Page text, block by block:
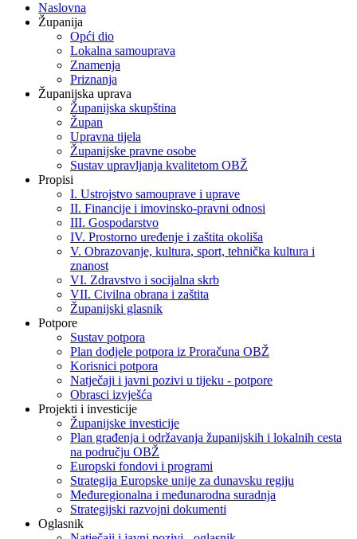
Naslovna
Županija
Opći dio
Lokalna samouprava
Znamenja
Priznanja
Županijska uprava
Županijska skupština
Župan
Upravna tijela
Županijske pravne osobe
Sustav upravljanja kvalitetom OBŽ
Propisi
I. Ustrojstvo samouprave i uprave
II. Financije i imovinsko-pravni odnosi
III. Gospodarstvo
IV. Prostorno uređenje i zaštita okoliša
V. Obrazovanje, kultura, sport, tehnička kultura i
znanost
VI. Zdravstvo i socijalna skrb
VII. Civilna obrana i zaštita
Županijski glasnik
Potpore
Sustav potpora
Plan dodjele potpora iz Proračuna OBŽ
Korisnici potpora
Natječaji i javni pozivi u tijeku - potpore
Obrasci izvješća
Projekti i investicije
Županijske investicije
Plan građenja i održavanja županijskih i lokalnih cesta
na području OBŽ
Europski fondovi i programi
Strategija Europske unije za dunavsku regiju
Međuregionalna i međunarodna suradnja
Strategijski razvojni dokumenti
Oglasnik